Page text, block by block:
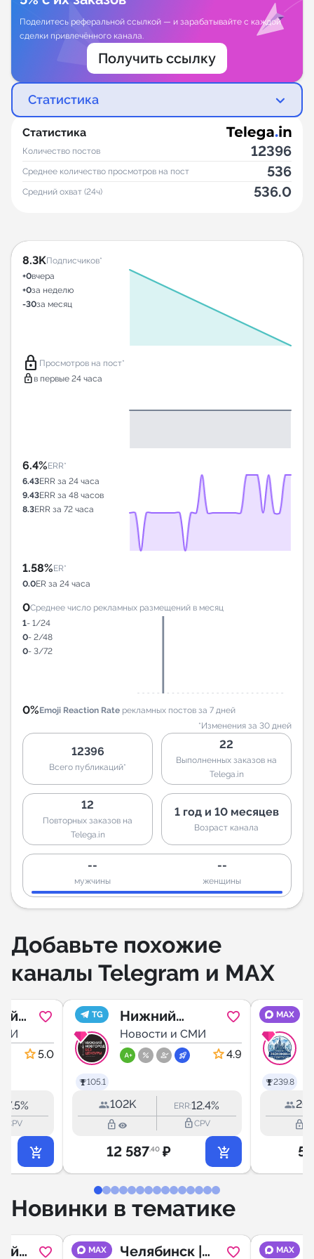
Поделитесь реферальной ссылкой — и зарабатывайте с каждой
сделки привлечённого канала.
Получить ссылку
Статистика
Статистика
Количество постов 12396
Среднее количество просмотров на пост 536
Средний охват (24ч) 536.0
8.3KПодписчиков*
+0вчера
+0за неделю
-30за месяц
lock Просмотров на пост*
lock в первые 24 часа
6.4%ERR*
6.43ERR за 24 часа
9.43ERR за 48 часов
8.3ERR за 72 часа
1.58%ER*
0.0ER за 24 часа
0Среднее число рекламных размещений в месяц
1- 1/24
0- 2/48
0- 3/72
0%Emoji Reaction Rate рекламных постов за 7 дней
*Изменения за 30 дней
12396
Всего публикаций*
22
Выполненных заказов на
Telega.in
12
Повторных заказов на
Telega.in
1 год и 10 месяцев
Возраст канала
--
мужчины
--
женщины
Добавьте похожие
каналы Telegram и MAX
5.0
7.5%
CPV
TG
105.1
Нижний
Новгород БЕЗ
ЦЕНЗУРЫ
Новости и СМИ
4.9
102K ERR:12.4%
lock_outline lock_outlineCPV
12 587.40 ₽
MAX
239.8
lock_outline
5
Новинки в тематике
MAX
Челябинск |
MAX